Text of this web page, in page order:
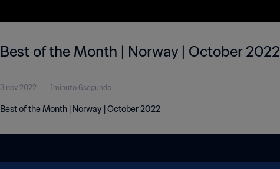
Best of the Month | Norway | October 2022
3 nov 2022 1minuto 6segundo
Best of the Month | Norway | October 2022